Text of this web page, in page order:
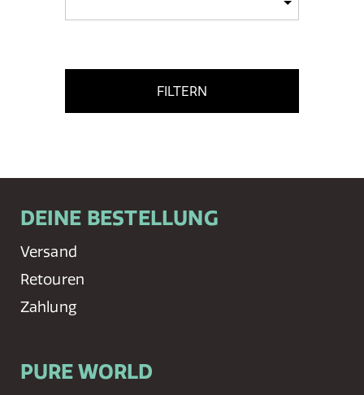
FILTERN
DEINE BESTELLUNG
Versand
Retouren
Zahlung
PURE WORLD